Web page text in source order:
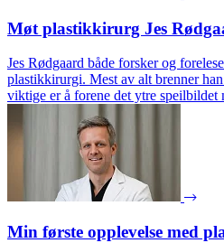
Møt plastikkirurg Jes
Jes Rødgaard både forsker og
plastikkirurgi. Mest av alt brenner
viktige er å forene det ytre speilbildet
Min første opplevelse med